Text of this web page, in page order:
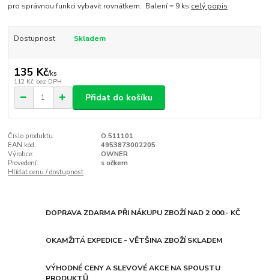
pro správnou funkci vybavit rovnátkem. Balení = 9 ks celý popis
Dostupnost Skladem
135 Kč/ks
112 Kč bez DPH
Přidat do košíku
Číslo produktu:
O.511101
EAN kód:
4953873002205
Výrobce:
OWNER
Provedení:
s očkem
Hlídat cenu / dostupnost
DOPRAVA ZDARMA PŘI NÁKUPU ZBOŽÍ NAD 2 000.- KČ
OKAMŽITÁ EXPEDICE - VĚTŠINA ZBOŽÍ SKLADEM
VÝHODNÉ CENY A SLEVOVÉ AKCE NA SPOUSTU